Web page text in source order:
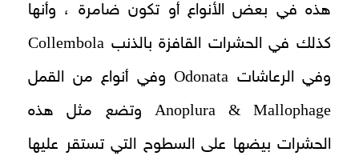
هذه في بعض الأنواع أو تكون ضامرة ، وأنها
كذلك في الحشرات القافزة بالذنب Collembola
وفي الرعاشات Odonata وفي أنواع من القمل
Anoplura & Mallophageوتضع مثل هذه
الحشرات بيضها على السطوح التي تستقر عليها